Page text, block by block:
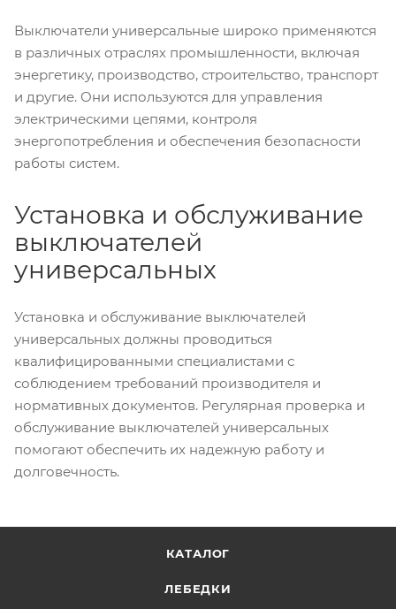
Выключатели универсальные широко применяются
в различных отраслях промышленности, включая
энергетику, производство, строительство, транспорт
и другие. Они используются для управления
электрическими цепями, контроля
энергопотребления и обеспечения безопасности
работы систем.
Установка и обслуживание
выключателей
универсальных
Установка и обслуживание выключателей
универсальных должны проводиться
квалифицированными специалистами с
соблюдением требований производителя и
нормативных документов. Регулярная проверка и
обслуживание выключателей универсальных
помогают обеспечить их надежную работу и
долговечность.
КАТАЛОГ
ЛЕБЕДКИ